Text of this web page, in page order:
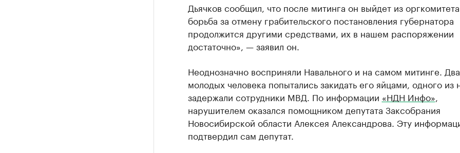
Дьячков сообщил, что после митинга он выйдет из
борьба за отмену грабительского постановления губернатора
продолжится другими средствами, их в нашем распоряжении
достаточно», — заявил он.
Неоднозначно восприняли Навального и на самом митинге. Два
молодых человека попытались закидать его яйцами, одного из
задержали сотрудники МВД. По информации «НДН Инфо»
нарушителем оказался помощником депутата Заксобрания
Новосибирской области Алексея Александрова. Эту
подтвердил сам депутат.